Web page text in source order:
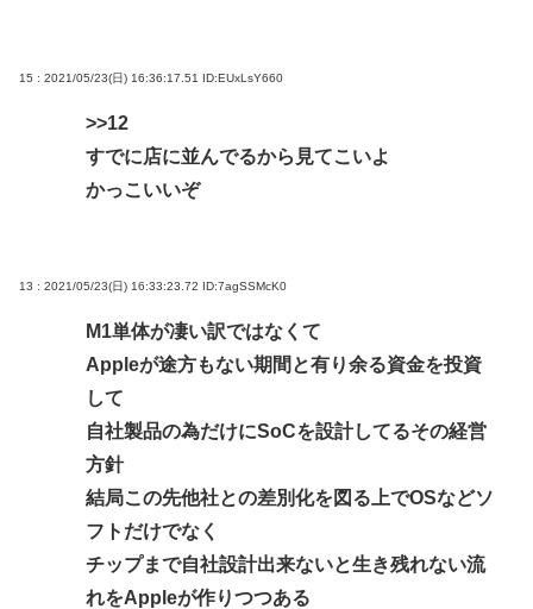
15 : 2021/05/23(日) 16:36:17.51 ID:EUxLsY660
>>12
すでに店に並んでるから見てこいよ
かっこいいぞ
13 : 2021/05/23(日) 16:33:23.72 ID:7agSSMcK0
M1単体が凄い訳ではなくて
Appleが途方もない期間と有り余る資金を投資
して
自社製品の為だけにSoCを設計してるその経営
方針
結局この先他社との差別化を図る上でOSなどソ
フトだけでなく
チップまで自社設計出来ないと生き残れない流
れをAppleが作りつつある